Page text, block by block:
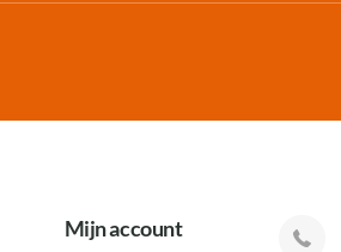
Mijn account